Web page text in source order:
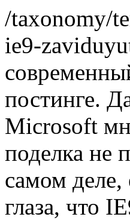
/taxonomy/
ie9-
постинге.
Microsoft
поделка не
самом деле,
глаза, что